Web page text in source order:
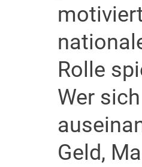
Rolle
Wer
Geld,